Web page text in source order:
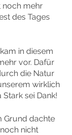
noch mehr
des Tages
in diesem
vor. Dafür
die Natur
wirklich
sei Dank!
Grund dachte
nicht